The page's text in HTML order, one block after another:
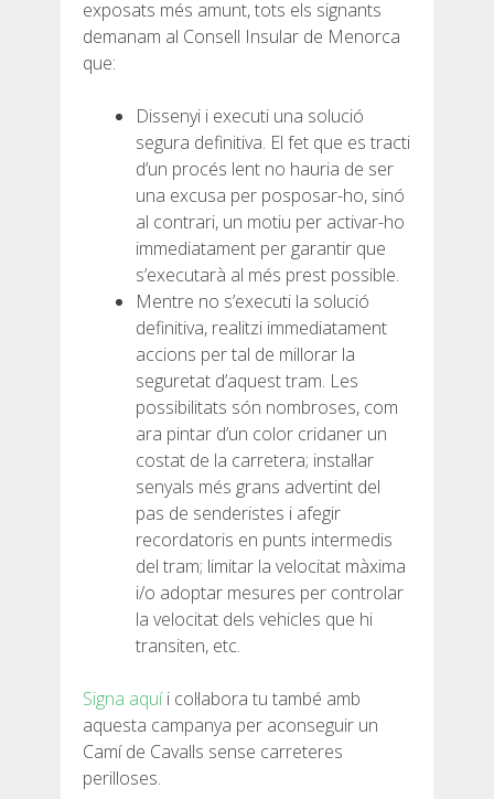
exposats més amunt, tots els signants
demanam al Consell Insular de Menorca
que:
Dissenyi i executi una solució
segura definitiva. El fet que es tracti
d’un procés lent no hauria de ser
una excusa per posposar-ho, sinó
al contrari, un motiu per activar-ho
immediatament per garantir que
s’executarà al més prest possible.
Mentre no s’executi la solució
definitiva, realitzi immediatament
accions per tal de millorar la
seguretat d’aquest tram. Les
possibilitats són nombroses, com
ara pintar d’un color cridaner un
costat de la carretera; instal·lar
senyals més grans advertint del
pas de senderistes i afegir
recordatoris en punts intermedis
del tram; limitar la velocitat màxima
i/o adoptar mesures per controlar
la velocitat dels vehicles que hi
transiten, etc.
Signa aquíi col·labora tu també amb
aquesta campanya per aconseguir un
Camí de Cavalls sense carreteres
perilloses.